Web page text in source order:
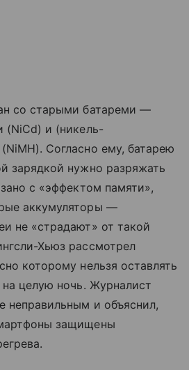
со старыми батареми —
(NiCd) и (никель-
Согласно ему, батарею
зарядкой нужно разряжать
с «эффектом памяти»,
аккумуляторы —
не «страдают» от такой
Хьюз рассмотрел
которому нельзя оставлять
целую ночь. Журналист
неправильным и объяснил,
защищены